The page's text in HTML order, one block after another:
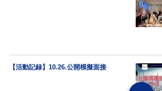
【活動記録】10.26.公開模擬面接